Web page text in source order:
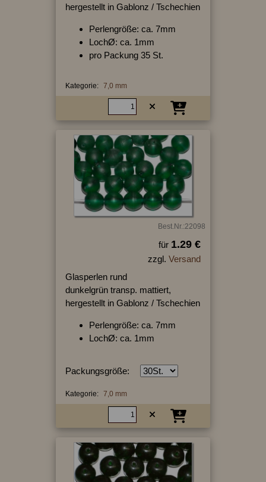
hergestellt in Gablonz / Tschechien
Perlengröße: ca. 7mm
LochØ: ca. 1mm
pro Packung 35 St.
Kategorie: 7,0 mm
Best.Nr.:22098
für 1.29 €
zzgl. Versand
Glasperlen rund
dunkelgrün transp. mattiert,
hergestellt in Gablonz / Tschechien
Perlengröße: ca. 7mm
LochØ: ca. 1mm
Packungsgröße:
Kategorie: 7,0 mm